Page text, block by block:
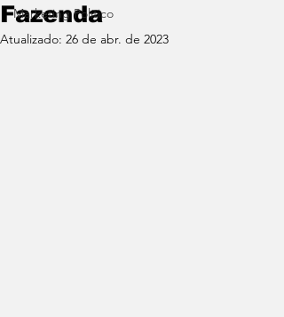
Marketing Político
Fazenda
Atualizado: 26 de abr. de 2023